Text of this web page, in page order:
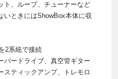
ト、ループ、チューナーなど
いときにはShowBox本体に収
2系統で接続
バードライブ、真空管ギター
スティックアンプ、トレモロ